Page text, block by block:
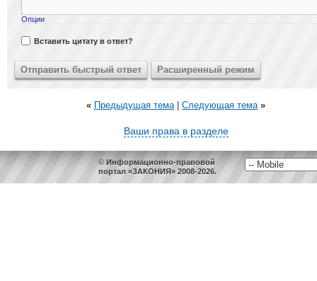
Опции
Вставить цитату в ответ?
« Предыдущая тема| Следующая тема »
Ваши права в разделе
© Информационно-правовой
портал «ЗАКОНИЯ» 2008-2026.